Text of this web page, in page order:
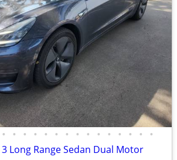
• • • • • • • • • • • • • • •
Long Range Sedan Dual Motor